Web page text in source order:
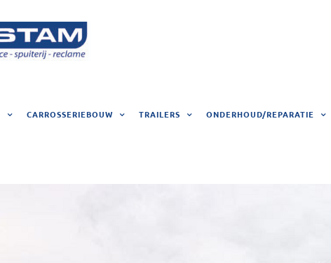
CARROSSERIEBOUW TRAILERS ONDERHOUD/REPARATIE